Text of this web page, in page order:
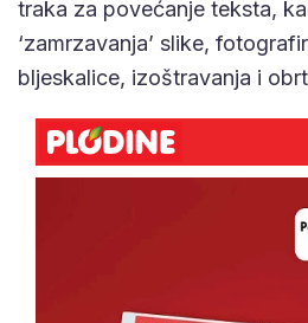
traka za povećanje teksta,
‘zamrzavanja’ slike,
bljeskalice, izoštravanja i